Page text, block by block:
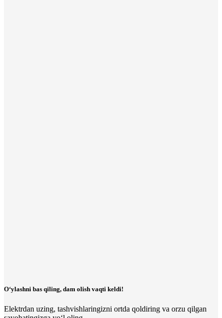
O‘ylashni bas qiling, dam olish vaqti keldi!
Elektrdan uzing, tashvishlaringizni ortda qoldiring va orzu qilgan